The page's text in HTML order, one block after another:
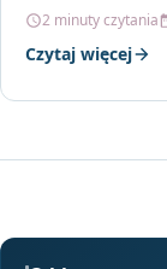
2 minuty czytania
Czytaj więcej